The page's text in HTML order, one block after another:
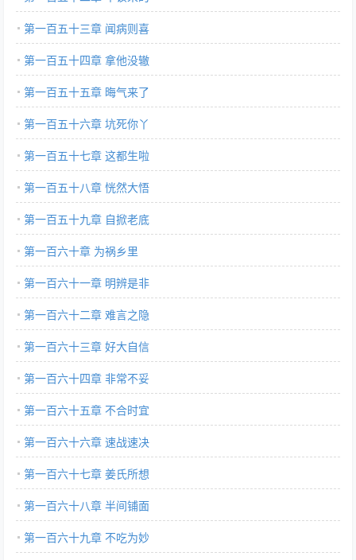
第一百五十三章 闻病则喜
第一百五十四章 拿他没辙
第一百五十五章 晦气来了
第一百五十六章 坑死你丫
第一百五十七章 这都生啦
第一百五十八章 恍然大悟
第一百五十九章 自掀老底
第一百六十章 为祸乡里
第一百六十一章 明辨是非
第一百六十二章 难言之隐
第一百六十三章 好大自信
第一百六十四章 非常不妥
第一百六十五章 不合时宜
第一百六十六章 速战速决
第一百六十七章 姜氏所想
第一百六十八章 半间铺面
第一百六十九章 不吃为妙